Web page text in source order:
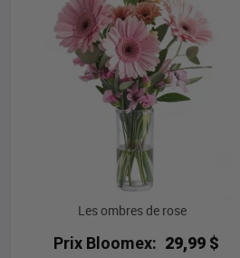
Les ombres de rose
Prix Bloomex: 29,99 $